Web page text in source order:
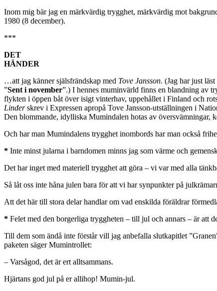
Inom mig bär jag en märkvärdig trygghet, märkvärdig mot
1980 (8 december).
***
DET
HÄNDER
…att jag känner själsfrändskap med Tove Jansson. (Jag har just
”Sent i november”.) I hennes muminvärld finns en blandning av
flykten i öppen båt över isigt vinterhav, uppehållet i Finland och
Linderskrev i Expressen apropå Tove Jansson-utställningen i
Den blommande, idylliska Mumindalen hotas av översvämningar,
Och har man Mumindalens trygghet inombords har man också
* Inte minst jularna i barndomen minns jag som värme och
Det har inget med materiell trygghet att göra – vi var med alla
Så låt oss inte håna julen bara för att vi har synpunkter på
Att det här till stora delar handlar om vad enskilda föräldrar
* Felet med den borgerliga tryggheten – till jul och annars – är att
Till dem som ändå inte förstår vill jag anbefalla slutkapitlet
paketen säger Mumintrollet:
– Varsågod, det är ert alltsammans.
Hjärtans god jul på er allihop! Mumin-jul.